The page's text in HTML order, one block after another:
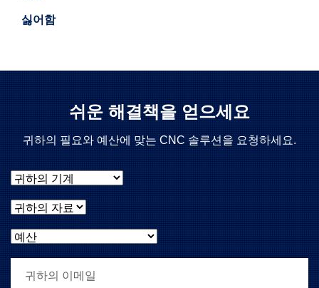
싫어함
쉬운 해결책을 얻으세요
귀하의 필요와 예산에 맞는 CNC 솔루션을 요청하세요.
귀하의 기계
귀하의 자료
예산